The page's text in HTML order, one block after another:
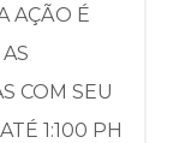
AÇÃO É
COM SEU
1:100 PH